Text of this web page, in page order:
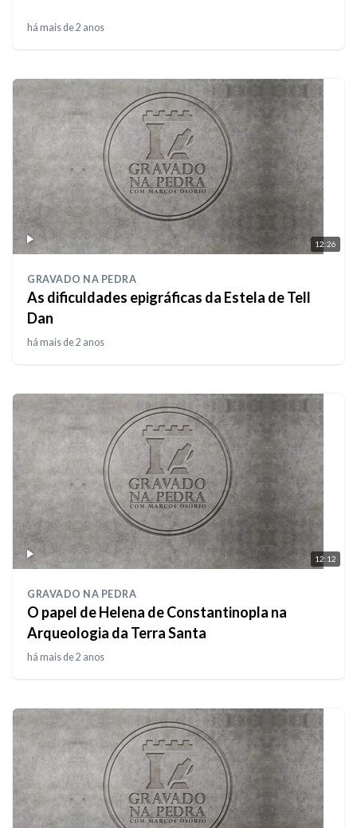
há mais de 2 anos
12:26
GRAVADO NA PEDRA
As dificuldades epigráficas da Estela de Tell
Dan
há mais de 2 anos
12:12
GRAVADO NA PEDRA
O papel de Helena de Constantinopla na
Arqueologia da Terra Santa
há mais de 2 anos